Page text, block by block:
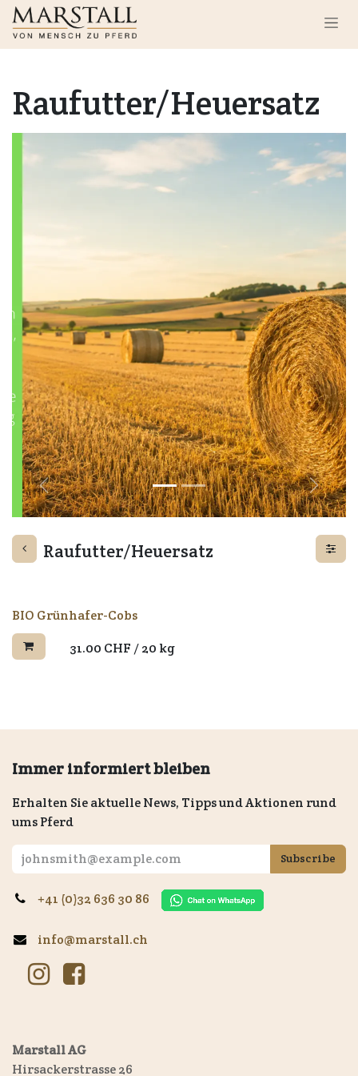
Zum Inhalt springen
Raufutter/Heuersatz
Zurück Weiter
Raufutter/Heuersatz
BIO Grünhafer-Cobs
31.00 CHF /20 kg
Immer informiert bleiben
Erhalten Sie aktuelle News, Tipps und Aktionen rund
ums Pferd
Subscribe
+41 (0)32 636 30 86
info@marstall.ch
Marstall AG
Hirsackerstrasse 26